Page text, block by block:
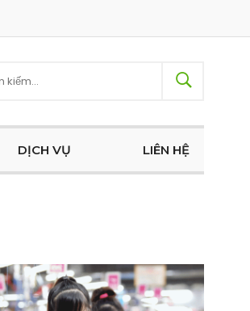
DỊCH VỤ LIÊN HỆ